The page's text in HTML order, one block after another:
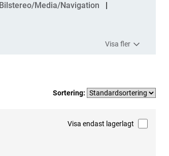
Bilstereo/Media/Navigation
Visa fler
Sortering:
Visa endast lagerlagt